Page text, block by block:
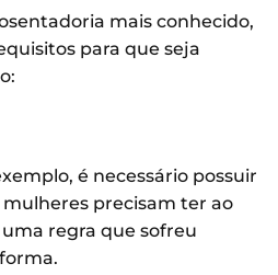
mais conhecido,
para que seja
é necessário possuir
mulheres precisam ter ao
uma regra que sofreu